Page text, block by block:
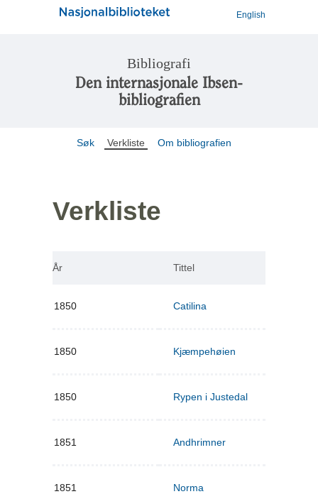
English
Bibliografi
Den internasjonale Ibsen-
bibliografien
Søk Verkliste Om bibliografien
Verkliste
År Tittel
1850 Catilina
1850 Kjæmpehøien
1850 Rypen i Justedal
1851 Andhrimner
1851 Norma